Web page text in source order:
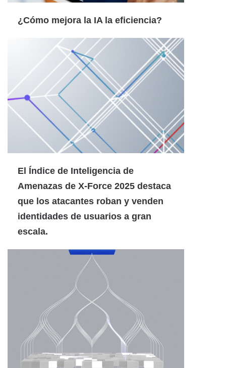
¿Cómo mejora la IA la eficiencia?
El Índice de Inteligencia de
Amenazas de X-Force 2025 destaca
que los atacantes roban y venden
identidades de usuarios a gran
escala.